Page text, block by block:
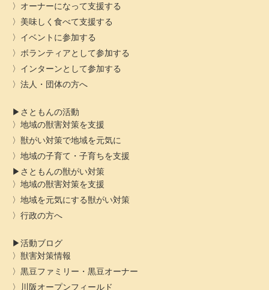
オーナーになって支援する
美味しく食べて支援する
イベントに参加する
ボランティアとして参加する
インターンとして参加する
法人・団体の方へ
さともんの活動
地域の獣害対策を支援
獣がい対策で地域を元気に
地域の子育て・子育ちを支援
さともんの獣がい対策
地域の獣害対策を支援
地域を元気にする獣がい対策
行政の方へ
活動ブログ
獣害対策情報
黒豆ファミリー・黒豆オーナー
川阪オープンフィールド